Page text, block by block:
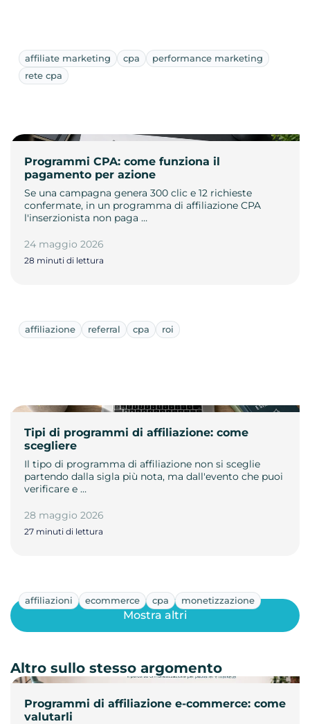
affiliate marketing cpa
performance marketing
rete cpa
Programmi CPA: come funziona il
pagamento per azione
Se una campagna genera 300 clic e 12 richieste
confermate, in un programma di affiliazione CPA
l'inserzionista non paga …
24 maggio 2026
28 minuti di lettura
affiliazione referral cpa roi
Tipi di programmi di affiliazione: come
scegliere
Il tipo di programma di affiliazione non si sceglie
partendo dalla sigla più nota, ma dall'evento che puoi
verificare e …
28 maggio 2026
27 minuti di lettura
affiliazioni ecommerce cpa monetizzazione
Programmi di affiliazione e-commerce: come
valutarli
Mostra altri
Altro sullo stesso argomento